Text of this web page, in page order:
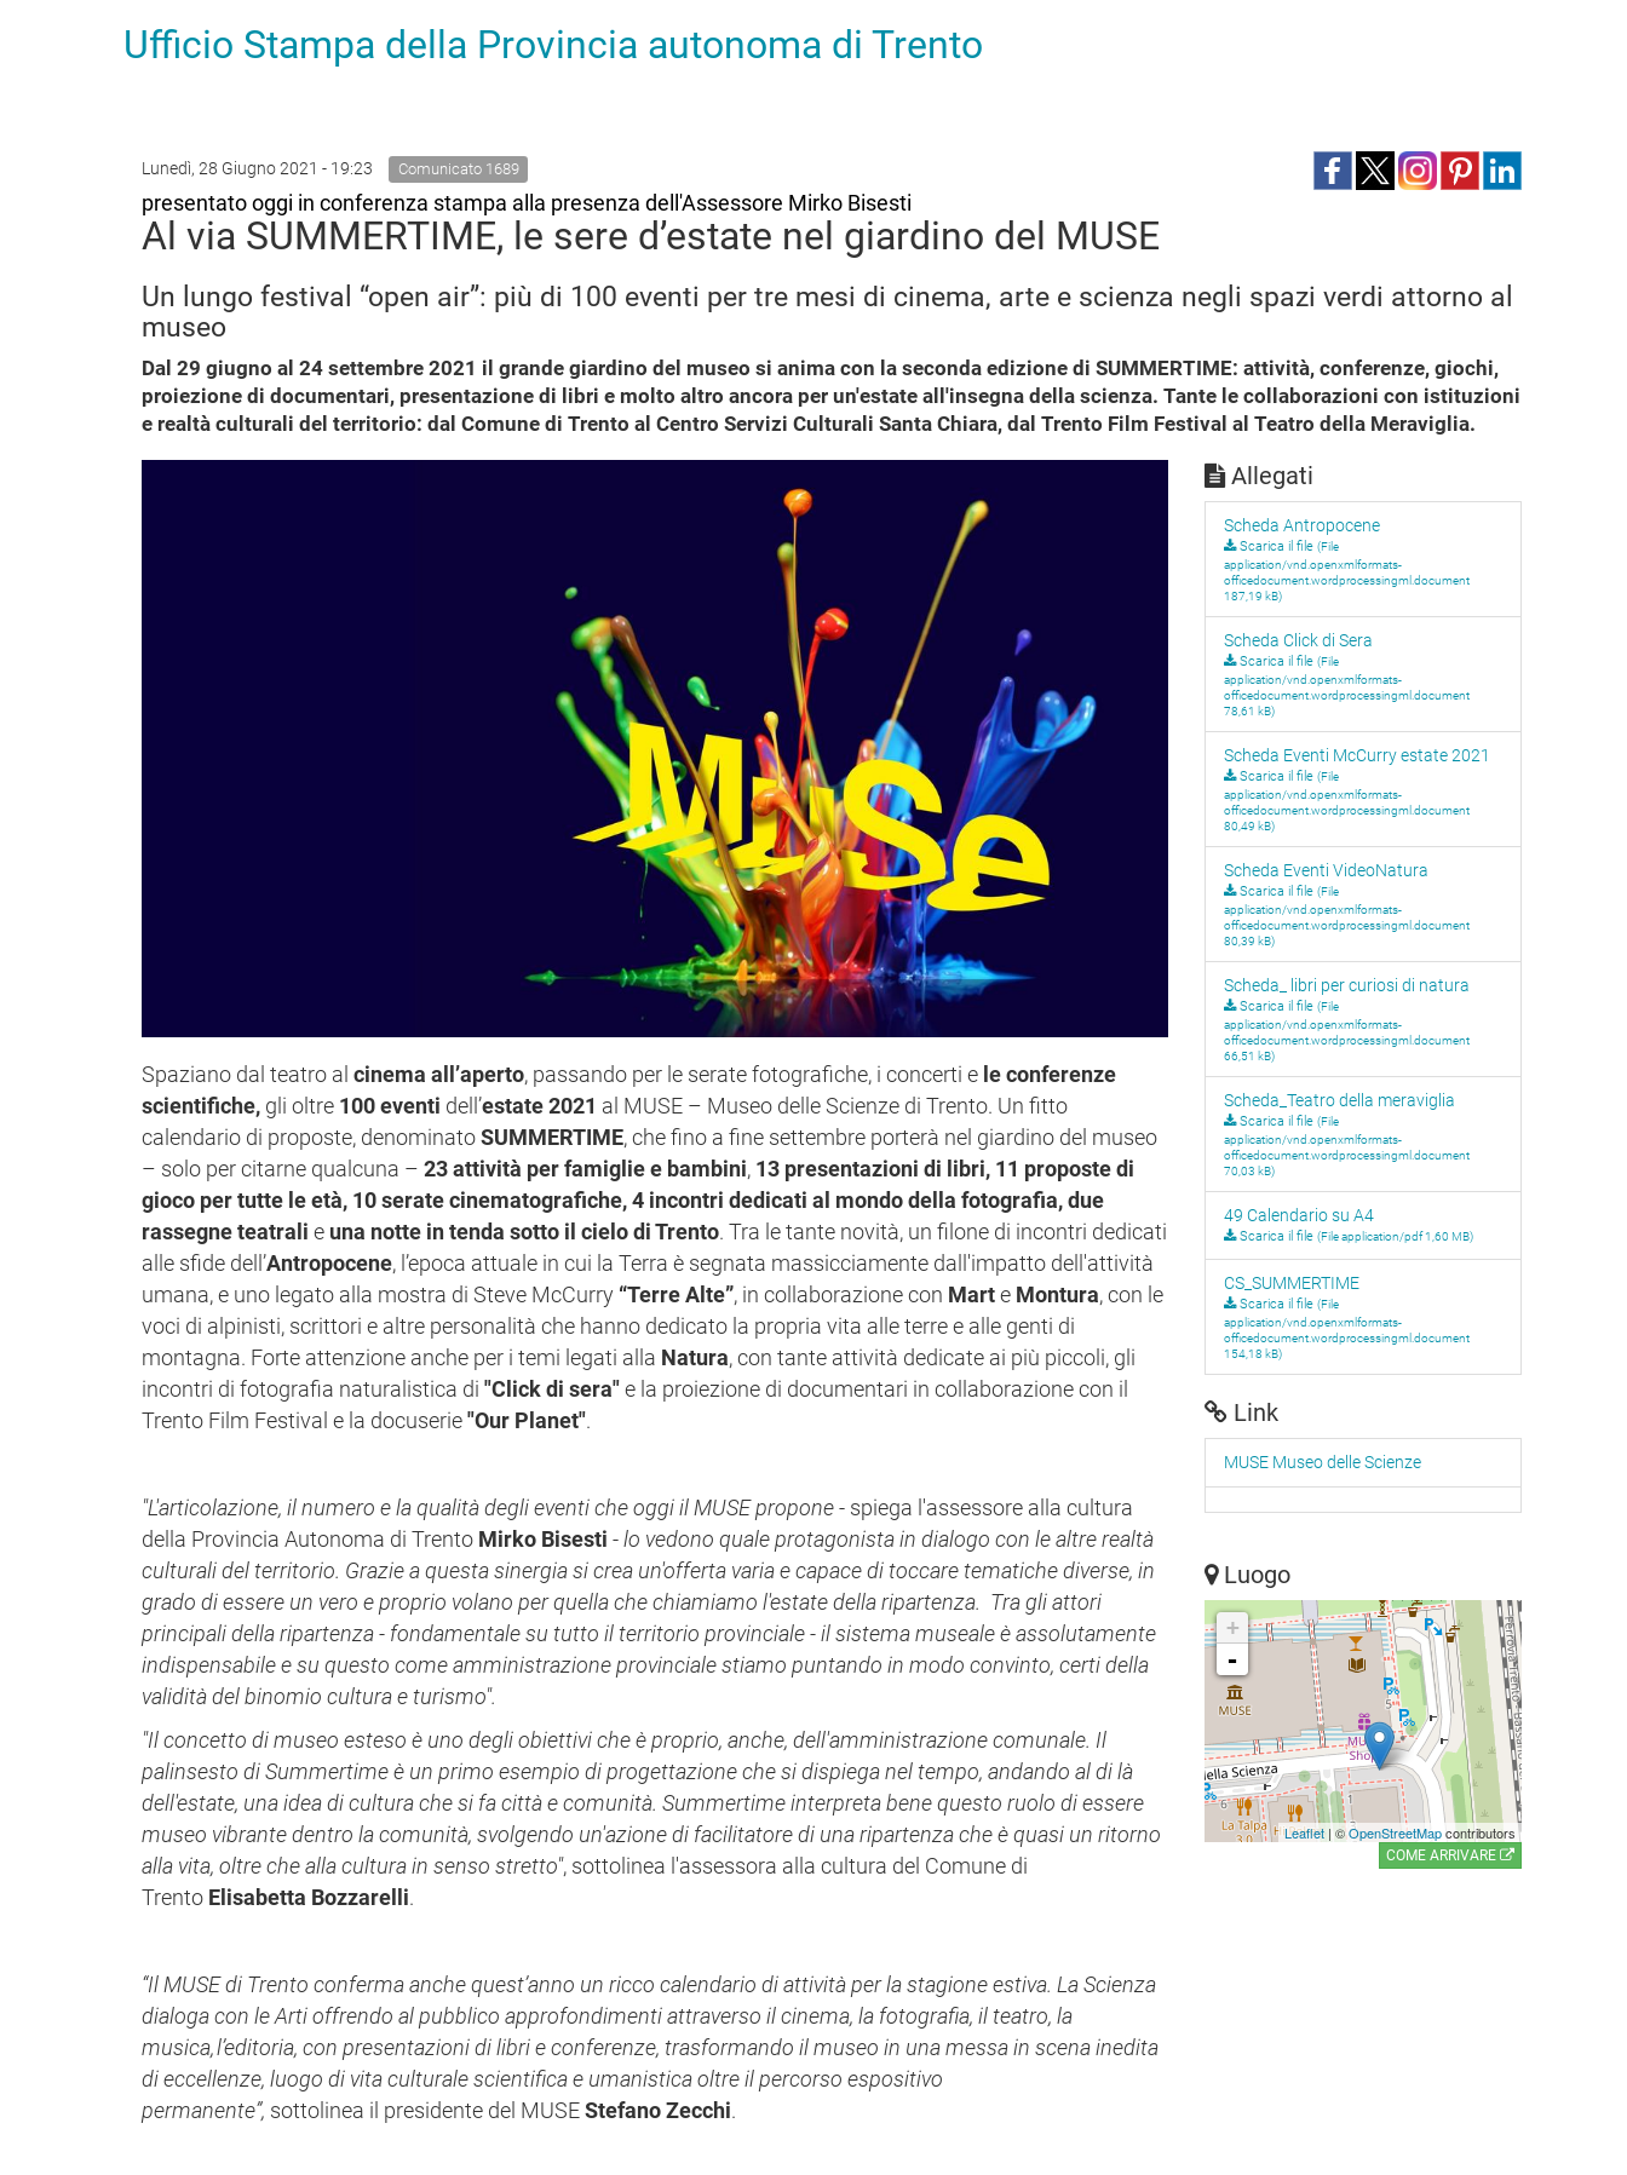
Ufficio Stampa della Provincia autonoma di Trento
Lunedì, 28 Giugno 2021 - 19:23 Comunicato 1689
presentato oggi in conferenza stampa alla presenza dell'Assessore Mirko Bisesti
Al via SUMMERTIME, le sere d’estate nel giardino del MUSE
Un lungo festival “open air”: più di 100 eventi per tre mesi di cinema, arte e scienza negli spazi verdi attorno al
museo
Dal 29 giugno al 24 settembre 2021 il grande giardino del museo si anima con la seconda edizione di SUMMERTIME: attività, conferenze, giochi,
proiezione di documentari, presentazione di libri e molto altro ancora per un'estate all'insegna della scienza. Tante le collaborazioni con istituzioni
e realtà culturali del territorio: dal Comune di Trento al Centro Servizi Culturali Santa Chiara, dal Trento Film Festival al Teatro della Meraviglia.
Spaziano dal teatro al cinema all’aperto, passando per le serate fotografiche, i concerti e le conferenze
scientifiche, gli oltre 100 eventi dell’estate 2021 al MUSE – Museo delle Scienze di Trento. Un fitto
calendario di proposte, denominatoSUMMERTIME, che fino a fine settembre porterà nel giardino del museo
– solo per citarne qualcuna – 23 attività per famiglie e bambini, 13 presentazioni di libri, 11 proposte di
gioco per tutte le età, 10 serate cinematografiche, 4 incontri dedicati al mondo della fotografia, due
rassegne teatrali e una notte in tenda sotto il cielo di Trento. Tra le tante novità, un filone di incontri dedicati
alle sfide dell’Antropocene, l’epoca attuale in cui la Terra è segnata massicciamente dall'impatto dell'attività
umana, e uno legato alla mostra di Steve McCurry “Terre Alte”, in collaborazione con Marte Montura, con le
voci di alpinisti, scrittori e altre personalità che hanno dedicato la propria vita alle terre e alle genti di
montagna. Forte attenzione anche per i temi legati alla Natura, con tante attività dedicate ai più piccoli, gli
incontri di fotografia naturalistica di "Click di sera"e la proiezione di documentari in collaborazione con il
Trento Film Festival e la docuserie"Our Planet".
"L'articolazione, il numero e la qualità degli eventiche oggi il MUSE propone- spiega l'assessore alla cultura
della Provincia Autonoma di Trento Mirko Bisesti -lo vedono quale protagonista in dialogo con le altre realtà
culturali del territorio. Grazie a questa sinergia si crea un'offerta varia e capace di toccare tematiche diverse, in
grado di essere un vero e proprio volano per quella che chiamiamo l'estate della ripartenza. Tra gli attori
principali della ripartenza - fondamentale su tutto il territorio provinciale -il sistema museale è assolutamente
indispensabile e su questo come amministrazione provinciale stiamo puntando in modo convinto, certi della
validità del binomio cultura e turismo".
"Il concetto di museo esteso è uno degli obiettivi che è proprio, anche, dell'amministrazione comunale. Il
palinsesto di Summertime è un primo esempio di progettazione che si dispiega nel tempo, andando al di là
dell'estate, una idea di cultura che si fa città e comunità. Summertime interpreta bene questo ruolo di essere
museo vibrante dentro la comunità, svolgendo un'azione di facilitatore di una ripartenza che è quasi un ritorno
alla vita, oltre che alla cultura in senso stretto", sottolinea l'assessora alla cultura del Comune di
Trento Elisabetta Bozzarelli.
“Il MUSE di Trento conferma anche quest’anno un ricco calendario di attività per la stagione estiva. La Scienza
dialoga con le Arti offrendo al pubblico approfondimenti attraverso il cinema, la fotografia, il teatro, la
musica, l’editoria, con presentazioni di libri e conferenze, trasformando il museo in una messa in scena inedita
di eccellenze, luogo di vita culturale scientifica e umanistica oltre il percorso espositivo
permanente”, sottolinea il presidente del MUSEStefano Zecchi.
Allegati
Scheda Antropocene
Scarica il file (File
application/vnd.openxmlformats-
officedocument.wordprocessingml.document
187,19 kB)
Scheda Click di Sera
Scarica il file (File
application/vnd.openxmlformats-
officedocument.wordprocessingml.document
78,61 kB)
Scheda Eventi McCurry estate 2021
Scarica il file (File
application/vnd.openxmlformats-
officedocument.wordprocessingml.document
80,49 kB)
Scheda Eventi VideoNatura
Scarica il file (File
application/vnd.openxmlformats-
officedocument.wordprocessingml.document
80,39 kB)
Scheda_ libri per curiosi di natura
Scarica il file (File
application/vnd.openxmlformats-
officedocument.wordprocessingml.document
66,51 kB)
Scheda_Teatro della meraviglia
Scarica il file (File
application/vnd.openxmlformats-
officedocument.wordprocessingml.document
70,03 kB)
49 Calendario su A4
Scarica il file (File application/pdf 1,60 MB)
CS_SUMMERTIME
Scarica il file (File
application/vnd.openxmlformats-
officedocument.wordprocessingml.document
154,18 kB)
Link
MUSE Museo delle Scienze
Luogo
+
-
Leaflet | ©OpenStreetMapcontributors
COME ARRIVARE